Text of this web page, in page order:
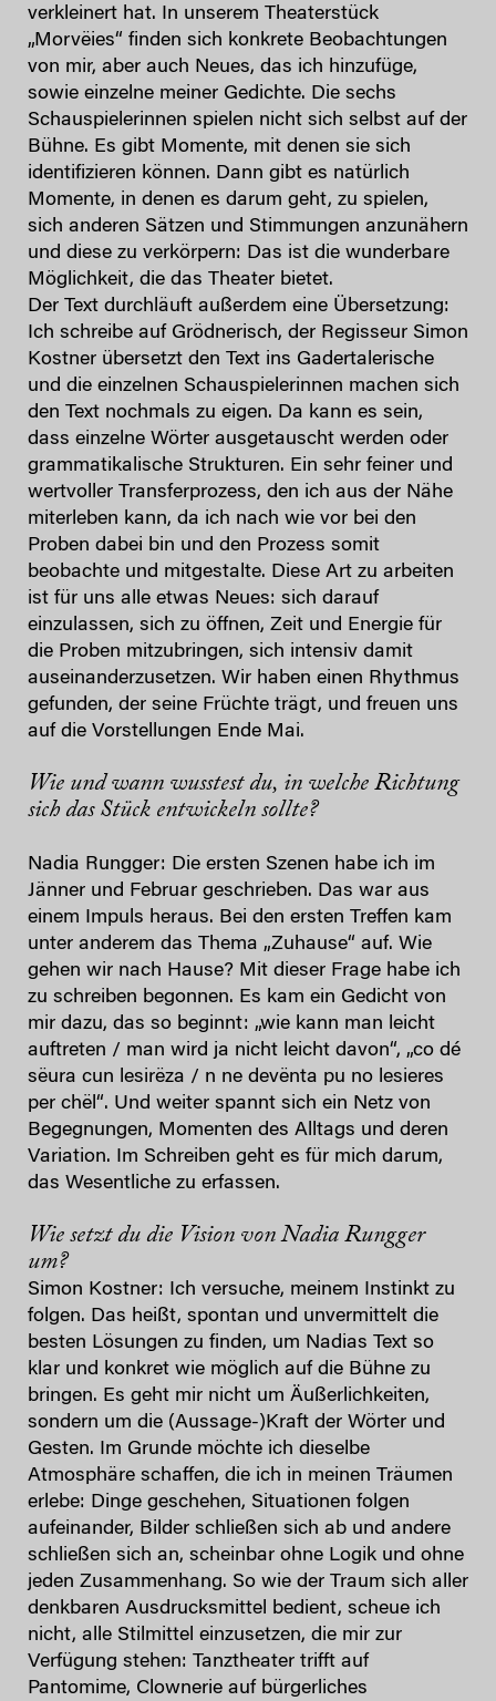
verkleinert hat. In unserem Theaterstück
„Morvëies“ finden sich konkrete Beobachtungen
von mir, aber auch Neues, das ich hinzufüge,
sowie einzelne meiner Gedichte. Die sechs
Schauspielerinnen spielen nicht sich selbst auf der
Bühne. Es gibt Momente, mit denen sie sich
identifizieren können. Dann gibt es natürlich
Momente, in denen es darum geht, zu spielen,
sich anderen Sätzen und Stimmungen anzunähern
und diese zu verkörpern: Das ist die wunderbare
Möglichkeit, die das Theater bietet.
Der Text durchläuft außerdem eine Übersetzung:
Ich schreibe auf Grödnerisch, der Regisseur Simon
Kostner übersetzt den Text ins Gadertalerische
und die einzelnen Schauspielerinnen machen sich
den Text nochmals zu eigen. Da kann es sein,
dass einzelne Wörter ausgetauscht werden oder
grammatikalische Strukturen. Ein sehr feiner und
wertvoller Transferprozess, den ich aus der Nähe
miterleben kann, da ich nach wie vor bei den
Proben dabei bin und den Prozess somit
beobachte und mitgestalte. Diese Art zu arbeiten
ist für uns alle etwas Neues: sich darauf
einzulassen, sich zu öffnen, Zeit und Energie für
die Proben mitzubringen, sich intensiv damit
auseinanderzusetzen. Wir haben einen Rhythmus
gefunden, der seine Früchte trägt, und freuen uns
auf die Vorstellungen Ende Mai.
Wie und wann wusstest du, in welche Richtung
sich das Stück entwickeln sollte?
Nadia Rungger: Die ersten Szenen habe ich im
Jänner und Februar geschrieben. Das war aus
einem Impuls heraus. Bei den ersten Treffen kam
unter anderem das Thema „Zuhause“ auf. Wie
gehen wir nach Hause? Mit dieser Frage habe ich
zu schreiben begonnen. Es kam ein Gedicht von
mir dazu, das so beginnt: „wie kann man leicht
auftreten / man wird ja nicht leicht davon“, „co dé
sëura cun lesirëza / n ne devënta pu no lesieres
per chël“. Und weiter spannt sich ein Netz von
Begegnungen, Momenten des Alltags und deren
Variation. Im Schreiben geht es für mich darum,
das Wesentliche zu erfassen.
Wie setzt du die Vision von Nadia Rungger
um?
Simon Kostner: Ich versuche, meinem Instinkt zu
folgen. Das heißt, spontan und unvermittelt die
besten Lösungen zu finden, um Nadias Text so
klar und konkret wie möglich auf die Bühne zu
bringen. Es geht mir nicht um Äußerlichkeiten,
sondern um die (Aussage-)Kraft der Wörter und
Gesten. Im Grunde möchte ich dieselbe
Atmosphäre schaffen, die ich in meinen Träumen
erlebe: Dinge geschehen, Situationen folgen
aufeinander, Bilder schließen sich ab und andere
schließen sich an, scheinbar ohne Logik und ohne
jeden Zusammenhang. So wie der Traum sich aller
denkbaren Ausdrucksmittel bedient, scheue ich
nicht, alle Stilmittel einzusetzen, die mir zur
Verfügung stehen: Tanztheater trifft auf
Pantomime, Clownerie auf bürgerliches